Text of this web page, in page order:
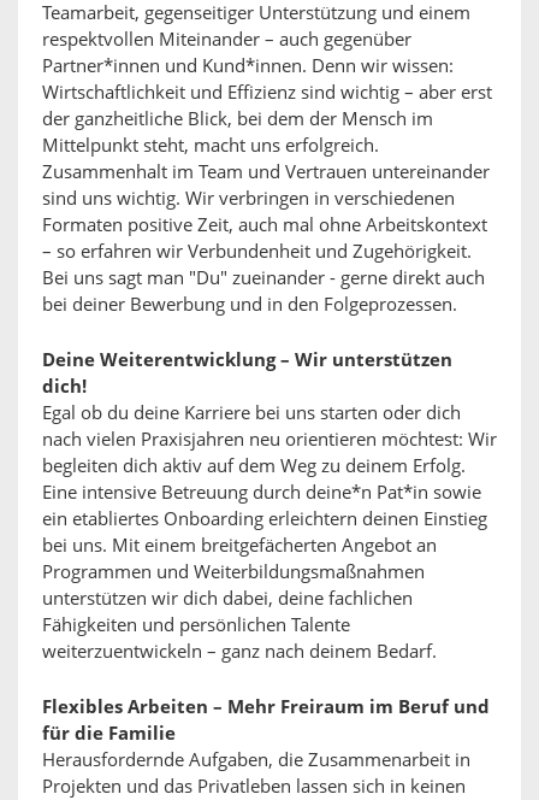
Teamarbeit, gegenseitiger Unterstützung und einem
respektvollen Miteinander – auch gegenüber
Partner*innen und Kund*innen. Denn wir wissen:
Wirtschaftlichkeit und Effizienz sind wichtig – aber erst
der ganzheitliche Blick, bei dem der Mensch im
Mittelpunkt steht, macht uns erfolgreich.
Zusammenhalt im Team und Vertrauen untereinander
sind uns wichtig. Wir verbringen in verschiedenen
Formaten positive Zeit, auch mal ohne Arbeitskontext
– so erfahren wir Verbundenheit und Zugehörigkeit.
Bei uns sagt man "Du" zueinander - gerne direkt auch
bei deiner Bewerbung und in den Folgeprozessen.
Deine Weiterentwicklung – Wir unterstützen
dich!
Egal ob du deine Karriere bei uns starten oder dich
nach vielen Praxisjahren neu orientieren möchtest: Wir
begleiten dich aktiv auf dem Weg zu deinem Erfolg.
Eine intensive Betreuung durch deine*n Pat*in sowie
ein etabliertes Onboarding erleichtern deinen Einstieg
bei uns. Mit einem breitgefächerten Angebot an
Programmen und Weiterbildungsmaßnahmen
unterstützen wir dich dabei, deine fachlichen
Fähigkeiten und persönlichen Talente
weiterzuentwickeln – ganz nach deinem Bedarf.
Flexibles Arbeiten – Mehr Freiraum im Beruf und
für die Familie
Herausfordernde Aufgaben, die Zusammenarbeit in
Projekten und das Privatleben lassen sich in keinen